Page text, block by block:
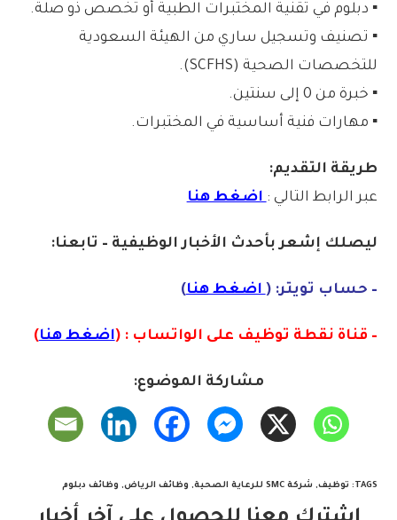
▪️ دبلوم في تقنية المختبرات الطبية أو تخصص ذو صلة.
▪️ تصنيف وتسجيل ساري من الهيئة السعودية
للتخصصات الصحية (SCFHS).
▪️ خبرة من 0 إلى سنتين.
▪️ مهارات فنية أساسية في المختبرات.
طريقة التقديم:
عبر الرابط التالي : اضغط هنا
ليصلك إشعربأحدث الأخبار الوظيفية – تابعنا:
– حساب تويتر: ( اضغط هنا)
– قناة نقطة توظيف على الواتساب : (اضغط هنا)
مشاركة الموضوع:
TAGS
: توظيف, شركة SMC للرعاية الصحية , وظائف الرياض, وظائف دبلوم